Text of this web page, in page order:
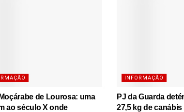
de Lourosa: uma
ao século X onde
INFORMAÇÃO
PJ da Guarda
27,5 kg de